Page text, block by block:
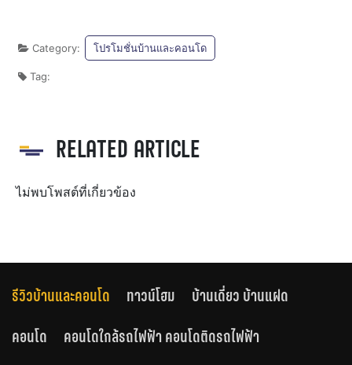
Category: โปรโมชั่นบ้านและคอนโด
Tag:
RELATED ARTICLE
ไม่พบโพสต์ที่เกี่ยวข้อง
รีวิวบ้านและคอนโด ทาวน์โฮม
บ้านเดี่ยว บ้านแฝด
คอนโด
คอนโดใกล้รถไฟฟ้า คอนโดติดรถไฟฟ้า